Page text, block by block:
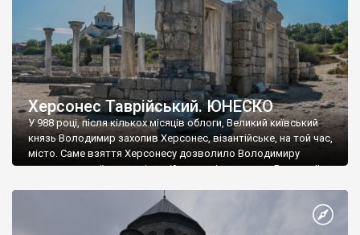
Херсонес Таврійський. ЮНЕСКО
У 988 році, після кількох місяців облоги, Великий київський
князь Володимир захопив Херсонес, візантійське, на той час,
місто. Саме взяття Херсонесу дозволило Володимиру
диктувати свої умови візантійському імператору Василю ІІ, та
Херсонесі Володимир-язичник, став Василем-християнином.
А потім було Хрещення Русі. На честь Херсонесу Таврійського